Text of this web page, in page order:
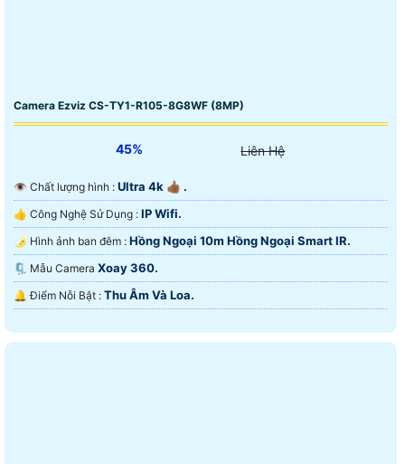
Camera Ezviz CS-TY1-R105-8G8WF (8MP)
45% Liên Hệ
👁 Chất lượng hình : Ultra 4k 👍🏾 .
👍 Công Nghệ Sử Dụng : IP Wifi.
🌛 Hình ảnh ban đêm : Hồng Ngoại 10m Hồng Ngoại Smart IR.
🗜️ Mẫu Camera Xoay 360.
️🔔 Điểm Nỗi Bật : Thu Âm Và Loa.